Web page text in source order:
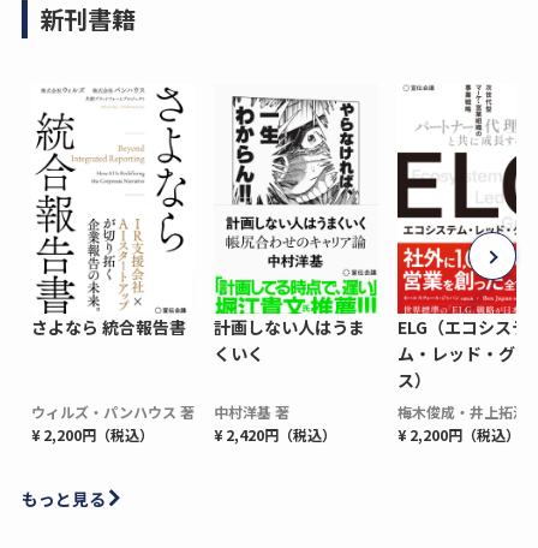
新刊書籍
さよなら 統合報告書
ウィルズ・パンハウス 著
¥ 2,200円（税込）
計画しない人はうま
くいく
中村洋基 著
¥ 2,420円（税込）
ELG（エコシステ
ム・レッド・グロ
ス）
梅木俊成・井上拓海
¥ 2,200円（税込）
もっと見る